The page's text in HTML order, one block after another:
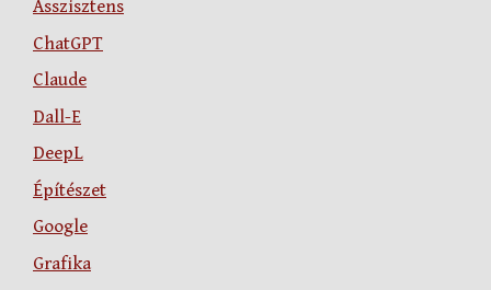
Asszisztens
ChatGPT
Claude
Dall-E
DeepL
Építészet
Google
Grafika